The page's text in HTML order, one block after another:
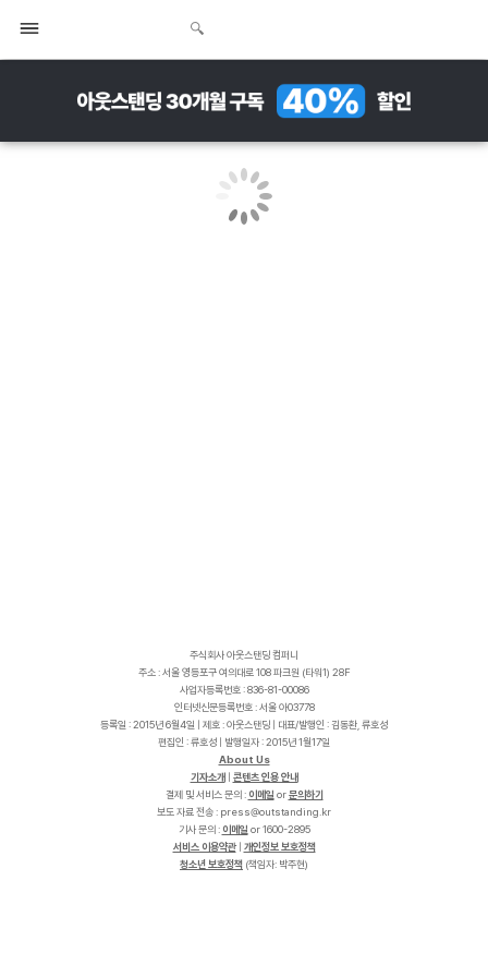
주식회사 아웃스탠딩 컴퍼니
주소 : 서울 영등포구 여의대로 108 파크원 (타워1) 28F
사업자등록번호 : 836-81-00086
인터넷신문등록번호 : 서울 아03778
등록일 : 2015년 6월4일 | 제호 : 아웃스탠딩 | 대표/발행인 : 김동환, 류호성
편집인 : 류호성 | 발행일자 : 2015년 1월17일
About Us
기자소개
콘텐츠 인용 안내
결제 및 서비스 문의 : 이메일 or문의하기
보도 자료 전송 :
r
k
.
g
n
i
d
n
a
t
s
t
u
o
@
s
s
e
r
p
기사 문의 : 이메일 or 1600-2895
서비스 이용약관| 개인정보 보호정책
청소년 보호정책 (책임자: 박주현)